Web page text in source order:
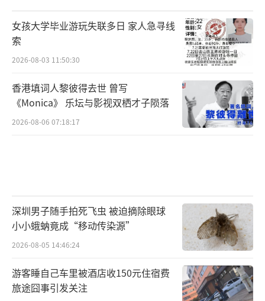
女孩大学毕业游玩失联多日 家人急寻线
索
2026-08-03 11:50:30
香港填词人黎彼得去世 曾写
《Monica》 乐坛与影视双栖才子陨落
2026-08-06 07:18:17
深圳男子随手拍死飞虫 被迫摘除眼球
小小蛾蚋竟成“移动传染源”
2026-08-05 14:46:24
游客睡自己车里被酒店收150元住宿费
旅途囧事引发关注